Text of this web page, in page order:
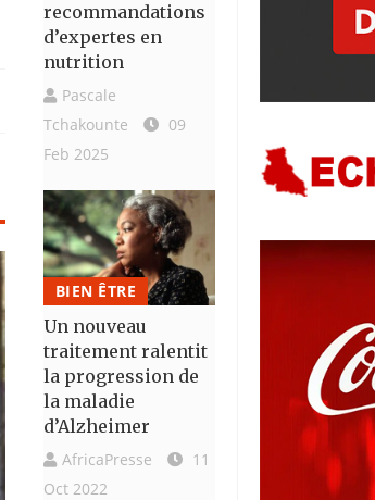
recommandations
d’expertes en
nutrition
Pascale
Tchakounte
09
Feb 2025
BIEN ÊTRE
Un nouveau
traitement ralentit
la progression de
la maladie
d’Alzheimer
AfricaPresse
11
Oct 2022